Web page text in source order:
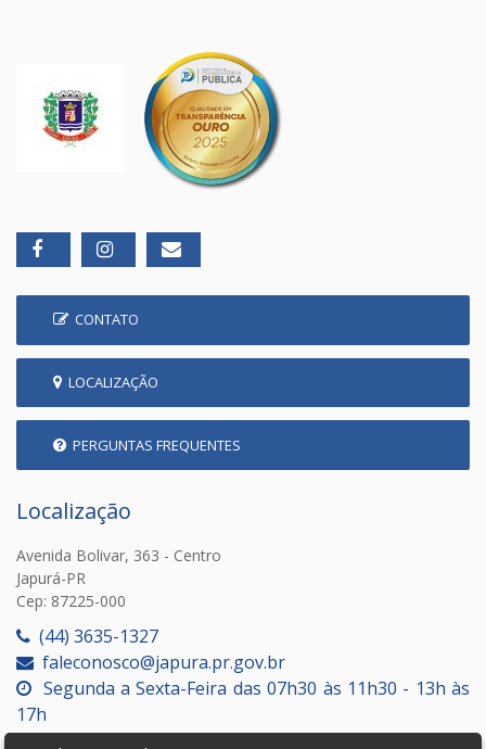
CONTATO
LOCALIZAÇÃO
PERGUNTAS FREQUENTES
Localização
Avenida Bolivar, 363 - Centro
Japurá-PR
Cep: 87225-000
(44) 3635-1327
faleconosco@japura.pr.gov.br
Segunda a Sexta-Feira das 07h30 às 11h30 - 13h às
17h